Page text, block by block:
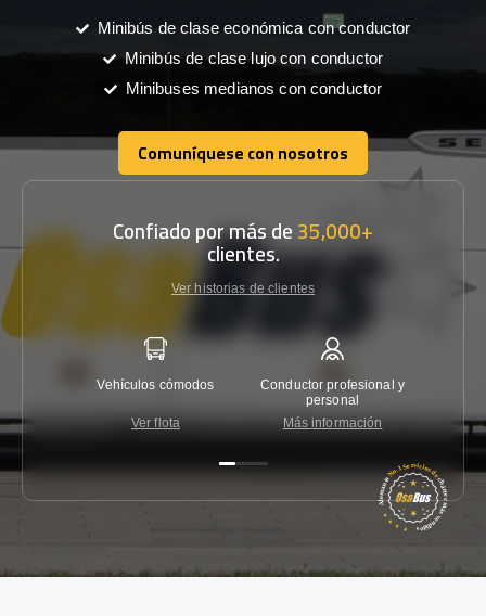
Minibús de clase económica con conductor
Minibús de clase lujo con conductor
Minibuses medianos con conductor
Comuníquese con nosotros
Comuníquese con nosotros
Confiado por más de35,000+
clientes.
Ver historias de clientes
Vehículos cómodos
Ver flota
Conductor profesional y
personal
Más información